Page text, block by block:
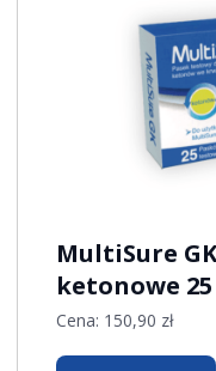
MultiSure
ketonowe
Cena: 150,90 zł